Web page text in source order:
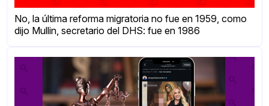
No, la última reforma migratoria no fue en 1959, como
dijo Mullin, secretario del DHS: fue en 1986